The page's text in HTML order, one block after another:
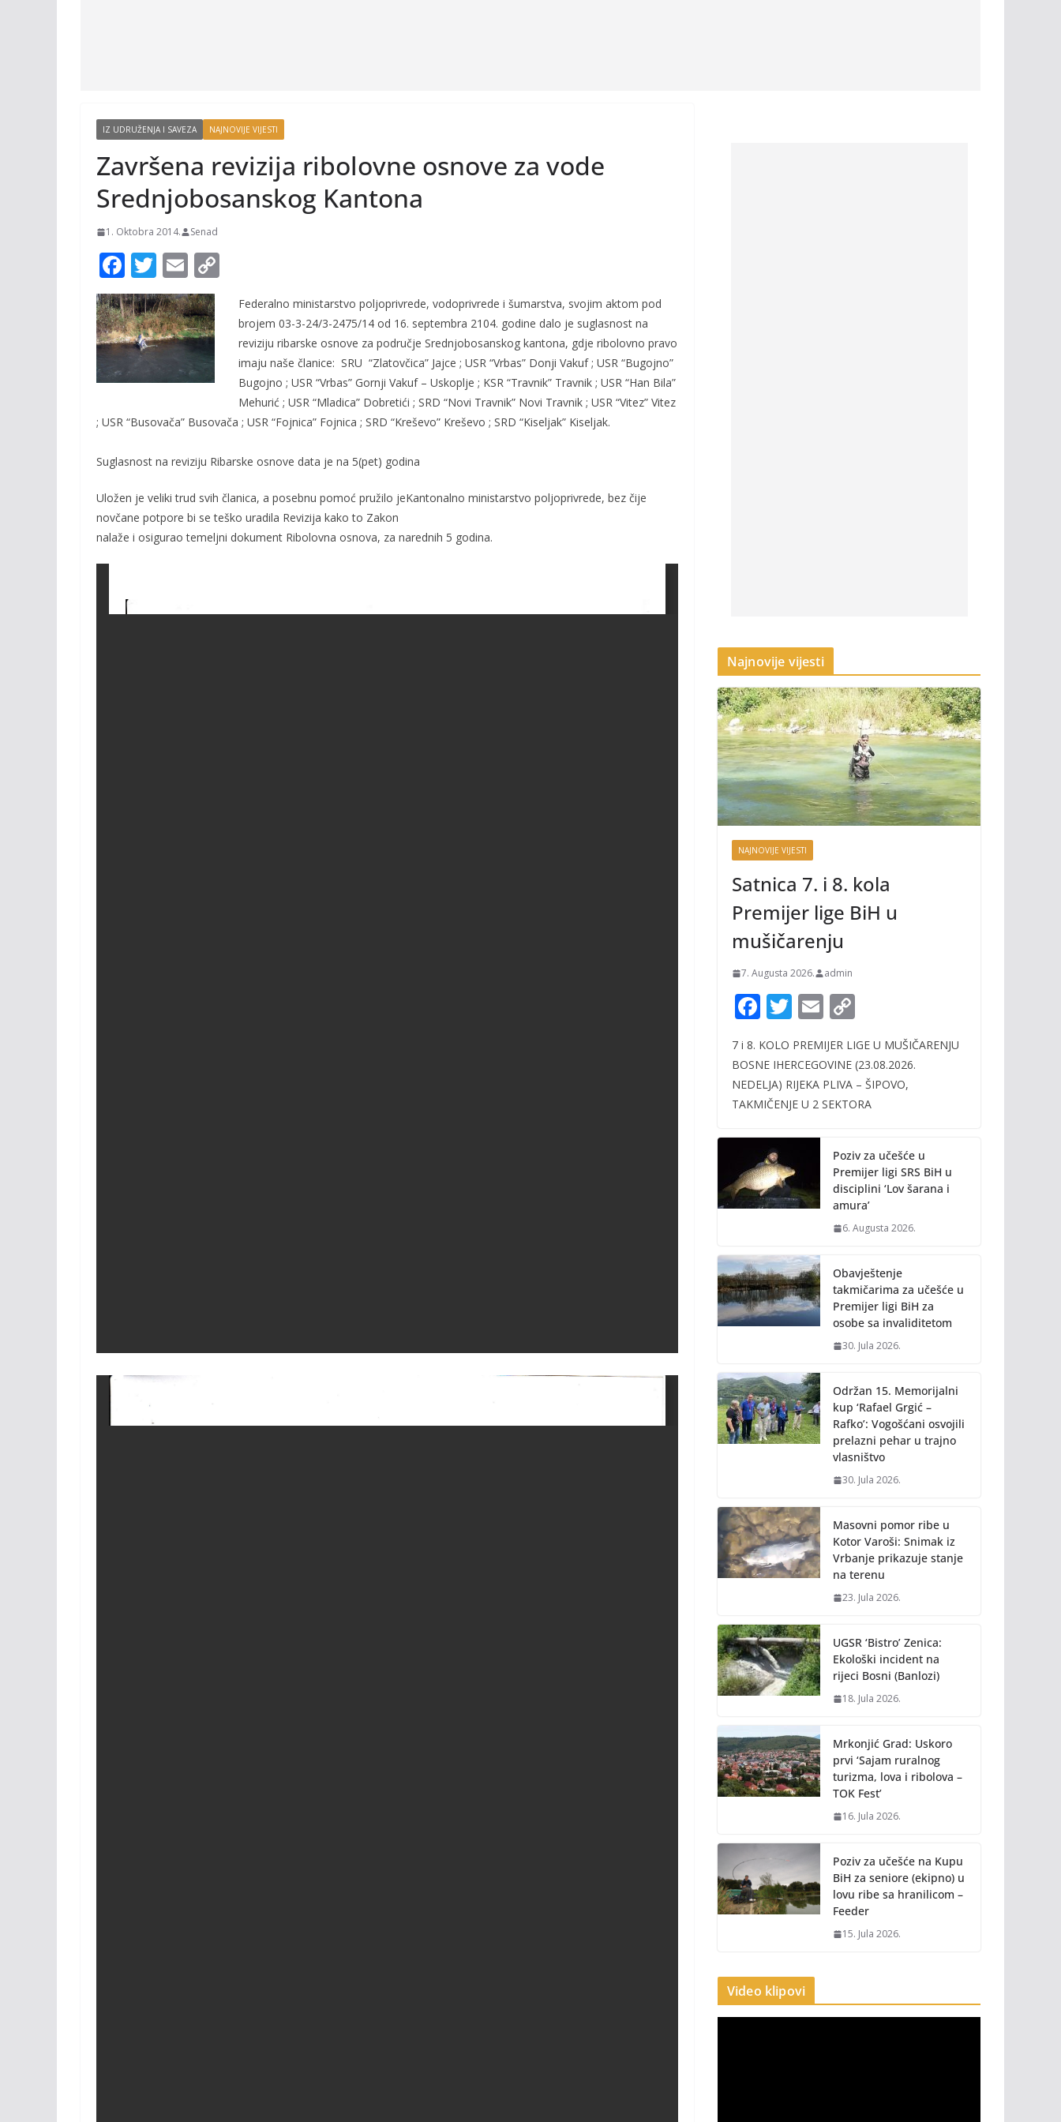
IZ UDRUŽENJA I SAVEZA NAJNOVIJE VIJESTI
Završena revizija ribolovne osnove za vode
Srednjobosanskog Kantona
1. Oktobra 2014. Senad
F
ac
e
b
o
o
k
T
w
itt
er
E
m
ai
l
Li
k
Federalno ministarstvo poljoprivrede, vodoprivrede i šumarstva, svojim aktom pod
brojem 03-3-24/3-2475/14 od 16. septembra 2104. godine dalo je suglasnost na
reviziju ribarske osnove za područje Srednjobosanskog kantona, gdje ribolovno pravo
imaju naše članice: SRU “Zlatovčica” Jajce ; USR “Vrbas” Donji Vakuf ; USR “Bugojno”
Bugojno ; USR “Vrbas” Gornji Vakuf – Uskoplje ; KSR “Travnik” Travnik ; USR “Han Bila”
Mehurić ; USR “Mladica” Dobretići ; SRD “Novi Travnik” Novi Travnik ; USR “Vitez” Vitez
; USR “Busovača” Busovača ; USR “Fojnica” Fojnica ; SRD “Kreševo” Kreševo ; SRD “Kiseljak” Kiseljak.
Suglasnost na reviziju Ribarske osnove data je na 5(pet) godina
Uložen je veliki trud svih članica, a posebnu pomoć pružilo jeKantonalno ministarstvo poljoprivrede, bez čije
novčane potpore bi se teško uradila Revizija kako to Zakon
nalaže i osigurao temeljni dokument Ribolovna osnova, za narednih 5 godina.
Najnovije vijesti
NAJNOVIJE VIJESTI
Satnica 7. i 8. kola
Premijer lige BiH u
mušičarenju
7. Augusta 2026. admin
F
e
b
o
o
k
T
itt
er
E
ai
l
p
y
Li
k
7 i 8. KOLO PREMIJER LIGE U MUŠIČARENJU
BOSNE IHERCEGOVINE (23.08.2026.
NEDELJA) RIJEKA PLIVA – ŠIPOVO,
TAKMIČENJE U 2 SEKTORA
Poziv za učešće u
Premijer ligi SRS BiH u
disciplini ‘Lov šarana i
amura’
6. Augusta 2026.
Obavještenje
takmičarima za učešće u
Premijer ligi BiH za
osobe sa invaliditetom
30. Jula 2026.
Održan 15. Memorijalni
kup ‘Rafael Grgić –
Rafko’: Vogošćani osvojili
prelazni pehar u trajno
vlasništvo
30. Jula 2026.
Masovni pomor ribe u
Kotor Varoši: Snimak iz
Vrbanje prikazuje stanje
na terenu
23. Jula 2026.
UGSR ‘Bistro’ Zenica:
Ekološki incident na
rijeci Bosni (Banlozi)
18. Jula 2026.
Mrkonjić Grad: Uskoro
prvi ‘Sajam ruralnog
turizma, lova i ribolova –
TOK Fest’
16. Jula 2026.
Poziv za učešće na Kupu
BiH za seniore (ekipno) u
lovu ribe sa hranilicom –
Feeder
15. Jula 2026.
Video klipovi